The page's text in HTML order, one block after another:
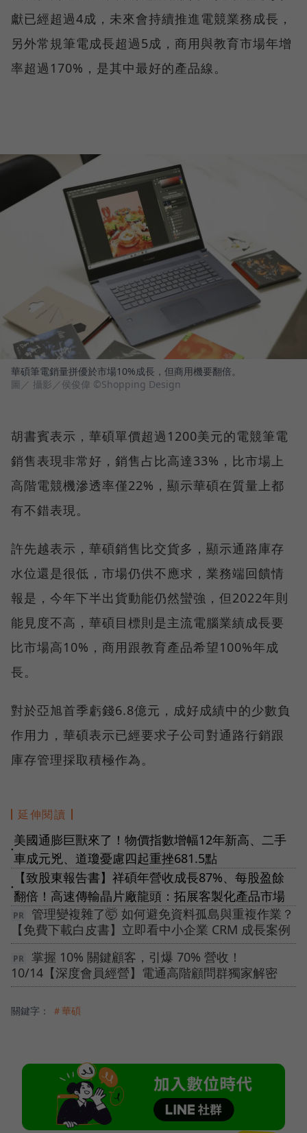
獻已經超過4成，未來會持續推進電競業務成長，
另外常規筆電成長超過5成，商用與教育市場年增
率超過170%，是其中最好的產品線。
華碩筆電銷量拼優於市場10%成長，但商用機要翻倍。
圖／ 攝影／侯俊偉 ©Shopping Design
胡書賓表示，華碩單價超過1200美元的電競筆電
銷售表現非常好，銷售占比高達33%，比市場上
高階電競機滲透率僅22%，顯示華碩在質量上都
有不錯表現。
許先越表示，華碩銷售比交貨多，顯示通路庫存
水位還是很低，市場仍供不應求，業務端回饋情
報是，今年下半出貨動能仍然蠻強，但2022年則
能見度不高，華碩目標則是主流電腦業績成長要
比市場高10%，商用跟教育產品希望100%年成
長。
對於亞旭首季虧錢6.8億元，成好成績中的少數負
作用力，華碩表示已經要求子公司對通路行銷跟
庫存管理採取積極作為。
延伸閱讀
●
美國通膨巨獸來了！物價指數增幅12年新高、二手
車成元兇、道瓊憂慮四起重挫681.5點
●
【致股東報告書】祥碩年營收成長87%、每股盈餘
翻倍！高速傳輸晶片廠龍頭：拓展客製化產品市場
管理變複雜了🤯 如何避免資料孤島與重複作業？
【免費下載白皮書】立即看中小企業 CRM 成長案例
掌握 10% 關鍵顧客，引爆 70% 營收！
10/14【深度會員經營】電通高階顧問群獨家解密
關鍵字： ＃華碩